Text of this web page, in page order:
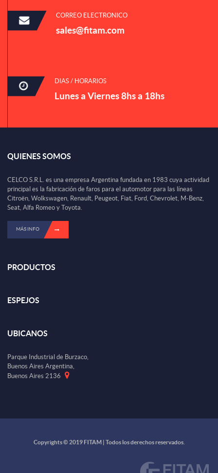
CORREO ELECTRONICO
sales@fitam.com
DIAS / HORARIOS
Lunes a Viernes 8hs a 18hs
QUIENES SOMOS
CELCO S.R.L. es una empresa Argentina fundada en 1983 cuya actividad
principal es la fabricación de faros para el automotor para las líneas
Citroën, Wolkswagen, Renault, Peugeot, Fiat, Ford, Chevrolet, M-Benz,
Seat, Alfa Romeo y Toyota.
MÁS INFO
PRODUCTOS
ESPEJOS
UBICANOS
Parque Industrial de Burzaco,
Buenos Aires Argentina,
Buenos Aires 2136
Copyrights © 2019 FITAM | Todos los derechos reservados.